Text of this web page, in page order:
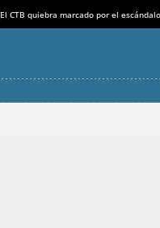
El CTB quiebra marcado por el